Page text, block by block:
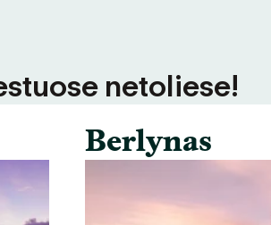
netoliese!
Berlynas